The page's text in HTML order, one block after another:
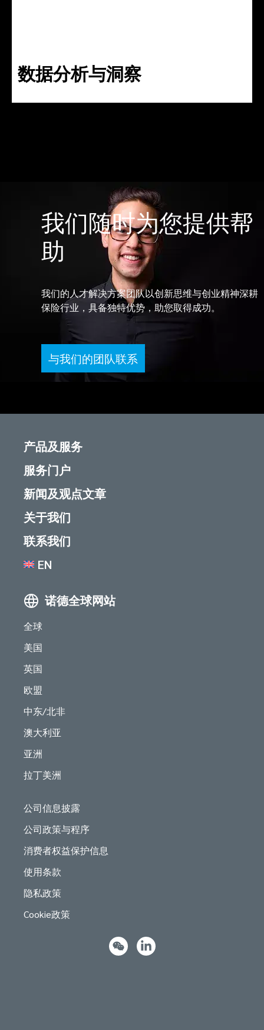
数据分析与洞察
我们随时为您提供帮
助
我们的人才解决方案团队以创新思维与创业精神深耕
保险行业，具备独特优势，助您取得成功。
与我们的团队联系
产品及服务
服务门户
新闻及观点文章
关于我们
联系我们
EN
诺德全球网站
全球
美国
英国
欧盟
中东/北非
澳大利亚
亚洲
拉丁美洲
公司信息披露
公司政策与程序
消费者权益保护信息
使用条款
隐私政策
Cookie政策